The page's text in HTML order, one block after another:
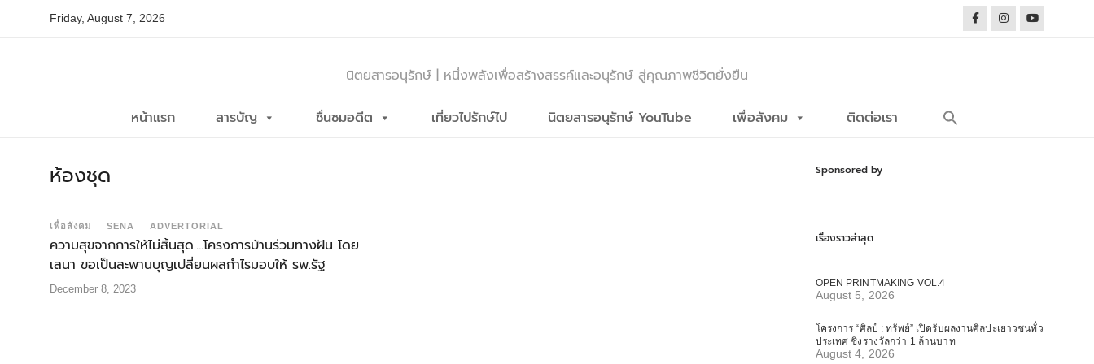
Friday, August 7, 2026
นิตยสารอนุรักษ์ | หนึ่งพลังเพื่อสร้างสรรค์และอนุรักษ์ สู่คุณภาพชีวิตยั่งยืน
หน้าแรก สารบัญ ชื่นชมอดีต เที่ยวไปรักษ์ไป นิตยสารอนุรักษ์ YouTube เพื่อสังคม ติดต่อเรา
ห้องชุด
เพื่อสังคม SENA ADVERTORIAL
ความสุขจากการให้ไม่สิ้นสุด….โครงการบ้านร่วมทางฝัน โดย
เสนา ขอเป็นสะพานบุญเปลี่ยนผลกำไรมอบให้ รพ.รัฐ
December 8, 2023
Sponsored by
เรื่องราวล่าสุด
OPEN PRINTMAKING VOL.4
August 5, 2026
โครงการ “ศิลป์ : ทรัพย์” เปิดรับผลงานศิลปะเยาวชนทั่ว
ประเทศ ชิงรางวัลกว่า 1 ล้านบาท
August 4, 2026